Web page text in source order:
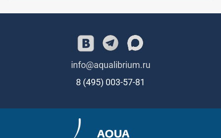
info@aqualibrium.ru
8 (495) 003-57-81